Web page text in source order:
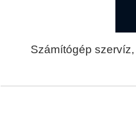
Számítógép